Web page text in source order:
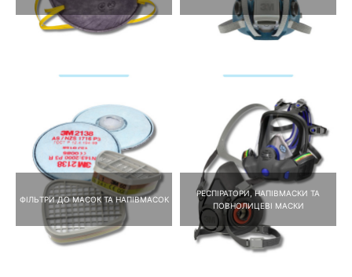
ФІЛЬТРИ ДО МАСОК ТА НАПІВМАСОК
РЕСПІРАТОРИ, НАПІВМАСКИ ТА
ПОВНОЛИЦЕВІ МАСКИ